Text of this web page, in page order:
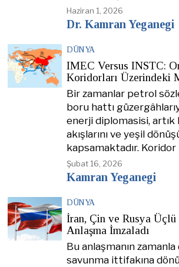
Haziran 1, 2026
Dr. Kamran Yeganegi
DÜNYA
IMEC Versus INSTC:
Koridorları Üzerindeki
Bir zamanlar petrol
boru hattı
enerji diplomasisi, artık
akışlarını ve yeşil
kapsamaktadır. Koridor
Şubat 16, 2026
Kamran Yeganegi
DÜNYA
İran, Çin ve Rusya
Anlaşma İmzaladı
Bu anlaşmanın
savunma ittifakına